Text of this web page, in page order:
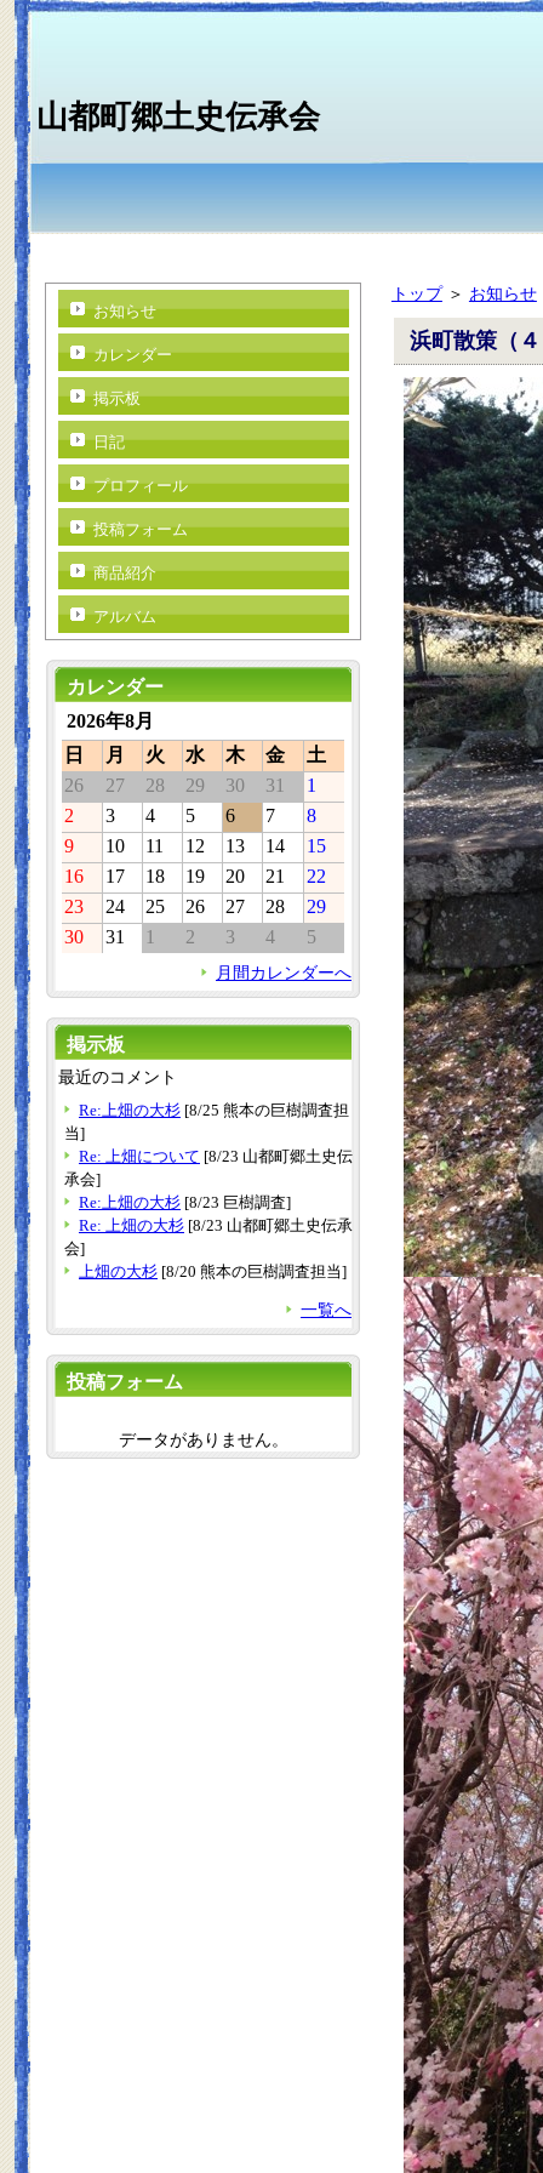
山都町郷土史伝承会
トップ＞ お知らせ
浜町散策（
お知らせ
カレンダー
掲示板
日記
プロフィール
投稿フォーム
商品紹介
アルバム
カレンダー
2026年8月
日
月 火 水 木 金
土
26
27 28 29 30 31
1
2
3 4 5 6 7
8
9
10 11 12 13 14
15
16
17 18 19 20 21
22
23
24 25 26 27 28
29
30
31 1 2 3 4 5
月間カレンダーへ
掲示板
最近のコメント
Re:上畑の大杉 [8/25 熊本の巨樹調査担
当]
Re: 上畑について [8/23 山都町郷土史伝
承会]
Re:上畑の大杉 [8/23 巨樹調査]
Re: 上畑の大杉 [8/23 山都町郷土史伝承
会]
上畑の大杉 [8/20 熊本の巨樹調査担当]
一覧へ
投稿フォーム
データがありません。